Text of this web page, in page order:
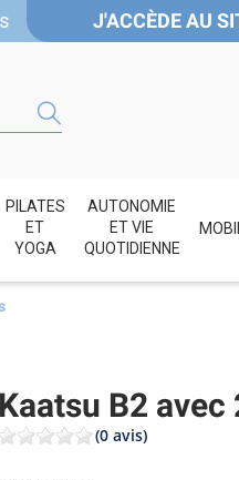
J'ACCÈDE AU
PILATES
ET
YOGA
AUTONOMIE
ET VIE
QUOTIDIENNE
Kaatsu B2 avec
(0 avis)